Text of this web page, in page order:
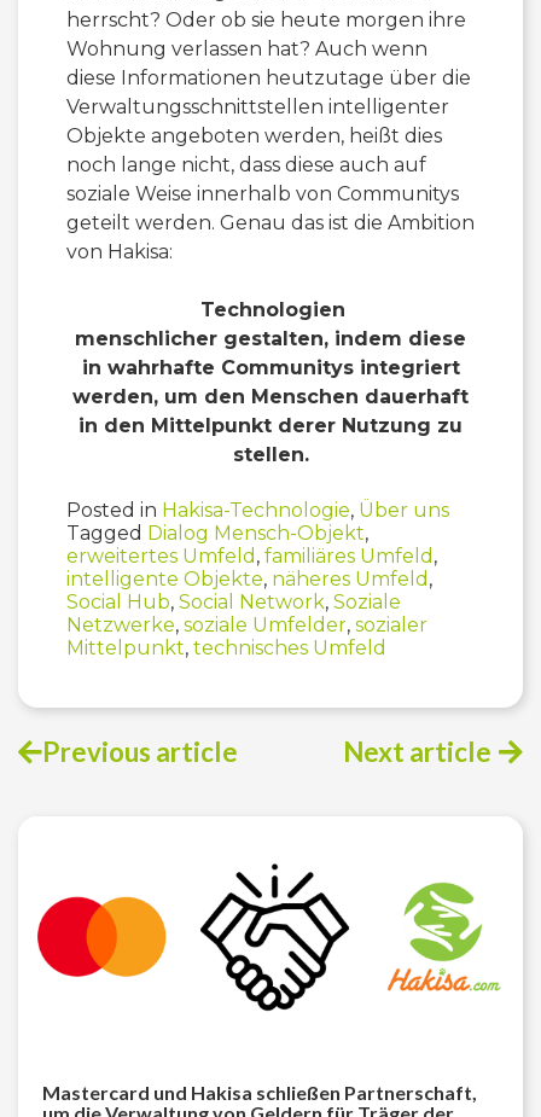
herrscht? Oder ob sie heute morgen ihre
Wohnung verlassen hat? Auch wenn
diese Informationen heutzutage über die
Verwaltungsschnittstellen intelligenter
Objekte angeboten werden, heißt dies
noch lange nicht, dass diese auch auf
soziale Weise innerhalb von Communitys
geteilt werden. Genau das ist die Ambition
von Hakisa:
Technologien
menschlicher gestalten, indem diese
in wahrhafte Communitys integriert
werden, um den Menschen dauerhaft
in den Mittelpunkt derer Nutzung zu
stellen.
Posted in Hakisa-Technologie, Über uns
Tagged Dialog Mensch-Objekt,
erweitertes Umfeld , familiäres Umfeld ,
intelligente Objekte, näheres Umfeld ,
Social Hub, Social Network, Soziale
Netzwerke, soziale Umfelder, sozialer
Mittelpunkt, technisches Umfeld
Beitragsnavigation
Previous article Next article
Mastercard und Hakisa schließen Partnerschaft,
um die Verwaltung von Geldern für Träger der